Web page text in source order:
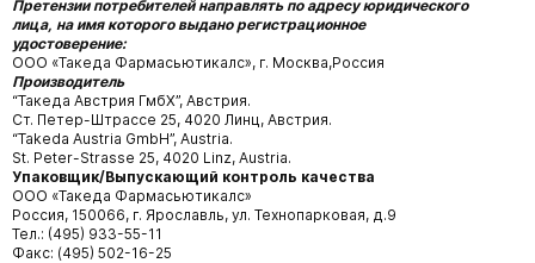
Претензии потребителей направлять по адресу юридического
лица, на имя которого выдано регистрационное
удостоверение:
ООО «Такеда Фармасьютикалс», г. Москва,Россия
Производитель
“Такеда Австрия ГмбХ”, Австрия.
Ст. Петер-Штрассе 25, 4020 Линц, Авcтрия.
“Takeda Austria GmbH”, Austria.
St. Peter-Strasse 25, 4020 Linz, Austria.
Упаковщик/Выпускающий контроль качества
ООО «Такеда Фармасьютикалс»
Россия, 150066, г. Ярославль, ул. Технопарковая, д.9
Тел.: (495) 933-55-11
Факс: (495) 502-16-25